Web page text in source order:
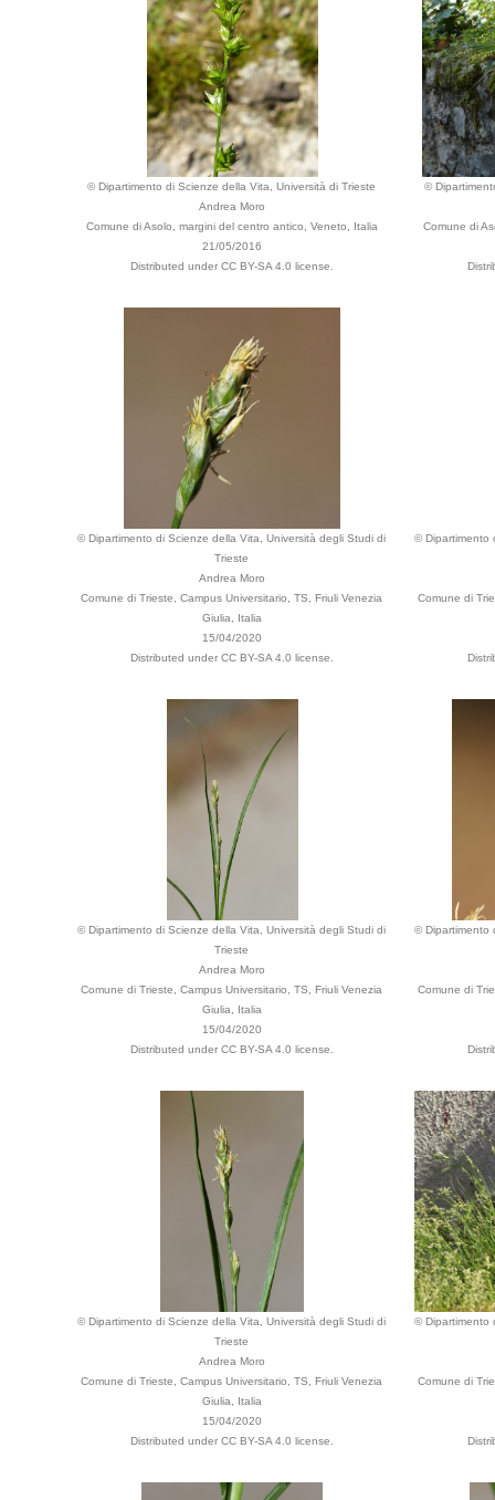
© Dipartimento di Scienze della Vita, Università di Trieste
Andrea Moro
Comune di Asolo, margini del centro antico, Veneto, Italia
21/05/2016
Distributed under CC BY-SA 4.0 license.
©
Comune di
© Dipartimento di Scienze della Vita, Università degli Studi di
Trieste
Andrea Moro
Comune di Trieste, Campus Universitario, TS, Friuli Venezia
Giulia, Italia
15/04/2020
Distributed under CC BY-SA 4.0 license.
© Dipartimento
Comune di
© Dipartimento di Scienze della Vita, Università degli Studi di
Trieste
Andrea Moro
Comune di Trieste, Campus Universitario, TS, Friuli Venezia
Giulia, Italia
15/04/2020
Distributed under CC BY-SA 4.0 license.
© Dipartimento
Comune di
© Dipartimento di Scienze della Vita, Università degli Studi di
Trieste
Andrea Moro
Comune di Trieste, Campus Universitario, TS, Friuli Venezia
Giulia, Italia
15/04/2020
Distributed under CC BY-SA 4.0 license.
© Dipartimento
Comune di